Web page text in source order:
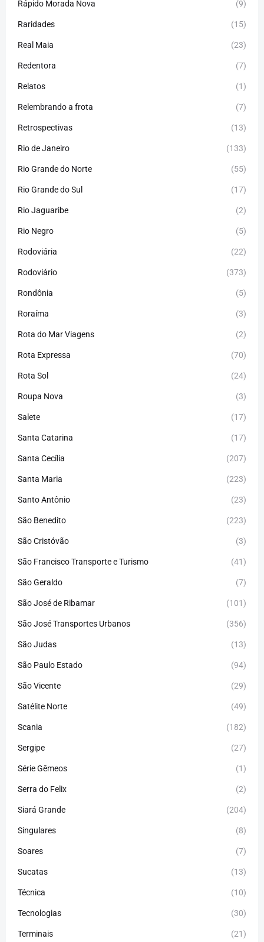
Rápido Morada Nova (9)
Raridades (15)
Real Maia (23)
Redentora (7)
Relatos (1)
Relembrando a frota (7)
Retrospectivas (13)
Rio de Janeiro (133)
Rio Grande do Norte (55)
Rio Grande do Sul (17)
Rio Jaguaribe (2)
Rio Negro (5)
Rodoviária (22)
Rodoviário (373)
Rondônia (5)
Roraíma (3)
Rota do Mar Viagens (2)
Rota Expressa (70)
Rota Sol (24)
Roupa Nova (3)
Salete (17)
Santa Catarina (17)
Santa Cecília (207)
Santa Maria (223)
Santo Antônio (23)
São Benedito (223)
São Cristóvão (3)
São Francisco Transporte e Turismo (41)
São Geraldo (7)
São José de Ribamar (101)
São José Transportes Urbanos (356)
São Judas (13)
São Paulo Estado (94)
São Vicente (29)
Satélite Norte (49)
Scania (182)
Sergipe (27)
Série Gêmeos (1)
Serra do Felix (2)
Siará Grande (204)
Singulares (8)
Soares (7)
Sucatas (13)
Técnica (10)
Tecnologias (30)
Terminais (21)